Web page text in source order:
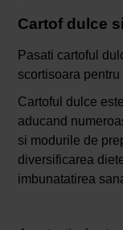
Cartof dulce
Pasati cartoful
scortisoara
Cartoful dulce
aducand
si modurile de
diversificarea
imbunatatirea